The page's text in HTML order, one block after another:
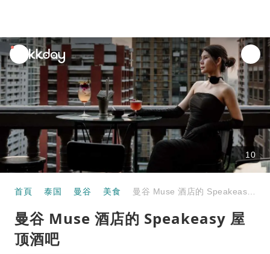
unread
notifications
10
首頁 泰国 曼谷 美食
曼谷 Muse 酒店的 Speakeasy 屋
顶酒吧